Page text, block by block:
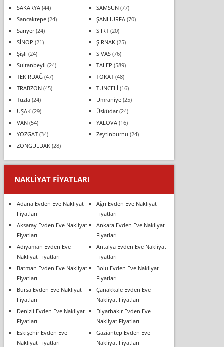
SAKARYA(44) SAMSUN(77)
Sancaktepe(24) ŞANLIURFA(70)
Sarıyer(24) SİİRT(20)
SİNOP (21) ŞIRNAK(25)
Şişli (24) SİVAS(76)
Sultanbeyli (24) TALEP (589)
TEKİRDAĞ(47) TOKAT(48)
TRABZON(45) TUNCELİ (16)
Tuzla(24) Ümraniye(25)
UŞAK(29) Üsküdar(24)
VAN(54) YALOVA(16)
YOZGAT(34) Zeytinburnu (24)
ZONGULDAK(28)
NAKLIYAT FIYATLARI
Adana Evden Eve Nakliyat
Fiyatları
Ağrı Evden Eve Nakliyat
Fiyatları
Aksaray Evden Eve Nakliyat
Fiyatları
Ankara Evden Eve Nakliyat
Fiyatları
Adıyaman Evden Eve
Nakliyat Fiyatları
Antalya Evden Eve Nakliyat
Fiyatları
Batman Evden Eve Nakliyat
Fiyatları
Bolu Evden Eve Nakliyat
Fiyatları
Bursa Evden Eve Nakliyat
Fiyatları
Çanakkale Evden Eve
Nakliyat Fiyatları
Denizli Evden Eve Nakliyat
Fiyatları
Diyarbakır Evden Eve
Nakliyat Fiyatları
Eskişehir Evden Eve
Nakliyat Fiyatları
Gaziantep Evden Eve
Nakliyat Fiyatları